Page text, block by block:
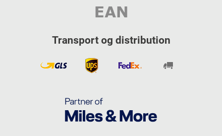
Transport og distribution